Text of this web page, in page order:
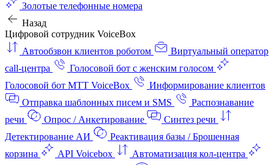
Золотые телефонные номера
Назад
Цифровой сотрудник VoiceBox
Автообзвон клиентов роботом
Виртуальный оператор
call-центра
Голосовой бот с женским голосом
Голосовой бот МТТ VoiceBox
Информирование клиентов
Отправка шаблонных писем и SMS
Распознавание
речи
Опрос / Анкетирование
Синтез речи
Детектирование АИ
Реактивация базы / Брошенная
корзина
API Voicebox
Автоматизация кол‑центра